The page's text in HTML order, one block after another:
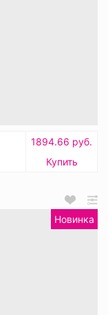
1894.66 руб.
Купить
Новинка